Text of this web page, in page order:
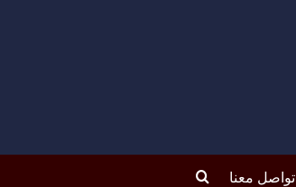
تواصل معنا بحث